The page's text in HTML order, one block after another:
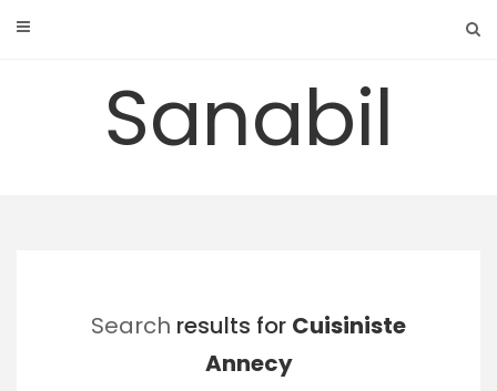
Sanabil
Search results for Cuisiniste
Annecy